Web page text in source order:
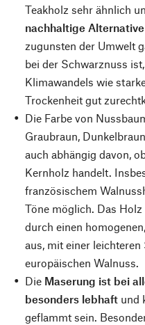
Teakholz sehr ähnlich
nachhaltige
zugunsten der Umwelt
bei der Schwarznuss
Klimawandels wie
Trockenheit gut
Die Farbe von
Graubraun,
auch abhängig davon,
Kernholz handelt.
französischem
Töne möglich. Das
durch einen
aus, mit einer
europäischen Walnuss.
Die Maserung ist bei
besonders lebhaft und
geflammt sein.